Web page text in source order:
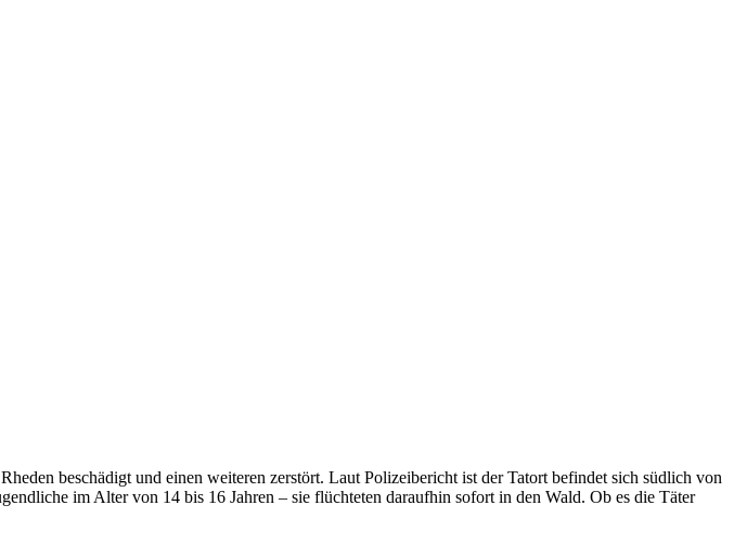
beschädigt und einen weiteren zerstört. Laut Polizeibericht ist der Tatort befindet sich südlich von
im Alter von 14 bis 16 Jahren – sie flüchteten daraufhin sofort in den Wald. Ob es die Täter